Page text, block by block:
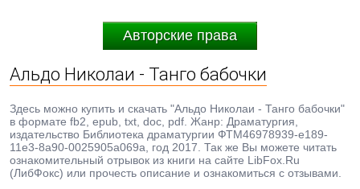
Авторские права
Альдо Николаи - Танго бабочки
Здесь можно купить и скачать "Альдо Николаи - Танго бабочки"
в формате fb2, epub, txt, doc, pdf. Жанр: Драматургия,
издательство Библиотека драматургии ФТМ46978939-e189-
11e3-8a90-0025905a069a, год 2017. Так же Вы можете читать
ознакомительный отрывок из книги на сайте LibFox.Ru
(ЛибФокс) или прочесть описание и ознакомиться с отзывами.